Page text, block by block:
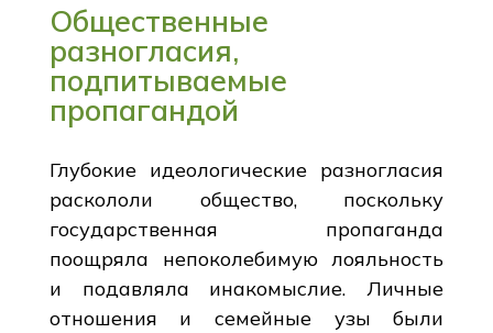
Общественные
разногласия,
подпитываемые
пропагандой
Глубокие идеологические разногласия
раскололи общество, поскольку
государственная пропаганда
поощряла непоколебимую лояльность
и подавляла инакомыслие. Личные
отношения и семейные узы были